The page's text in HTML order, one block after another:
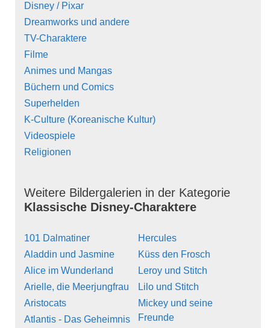
Disney / Pixar
Dreamworks und andere
TV-Charaktere
Filme
Animes und Mangas
Büchern und Comics
Superhelden
K-Culture (Koreanische Kultur)
Videospiele
Religionen
Weitere Bildergalerien in der Kategorie
Klassische Disney-Charaktere
101 Dalmatiner
Aladdin und Jasmine
Alice im Wunderland
Arielle, die Meerjungfrau
Aristocats
Atlantis - Das Geheimnis
Hercules
Küss den Frosch
Leroy und Stitch
Lilo und Stitch
Mickey und seine
Freunde